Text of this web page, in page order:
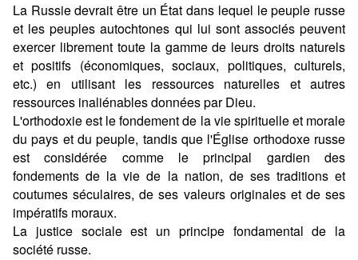
La Russie devrait être un État dans lequel le peuple russe
et les peuples autochtones qui lui sont associés peuvent
exercer librement toute la gamme de leurs droits naturels
et positifs (économiques, sociaux, politiques, culturels,
etc.) en utilisant les ressources naturelles et autres
ressources inaliénables données par Dieu.
L'orthodoxie est le fondement de la vie spirituelle et morale
du pays et du peuple, tandis que l'Église orthodoxe russe
est considérée comme le principal gardien des
fondements de la vie de la nation, de ses traditions et
coutumes séculaires, de ses valeurs originales et de ses
impératifs moraux.
La justice sociale est un principe fondamental de la
société russe.